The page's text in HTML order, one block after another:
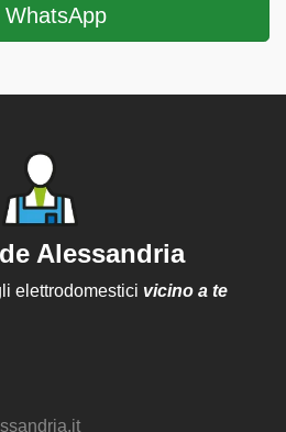
WhatsApp
Alessandria
elettrodomestici vicino a te